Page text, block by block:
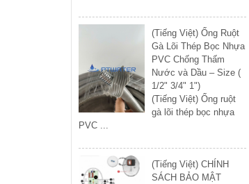
(Tiếng Việt) Ống Ruột
Gà Lõi Thép Bọc Nhựa
PVC Chống Thấm
Nước và Dầu – Size (
1/2" 3/4" 1")
(Tiếng Việt) Ống ruột
gà lõi thép bọc nhựa
PVC ...
(Tiếng Việt) CHÍNH
SÁCH BẢO MẬT